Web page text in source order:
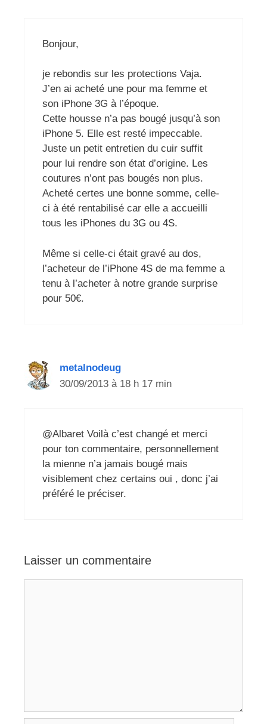
Bonjour,
je rebondis sur les protections Vaja.
J’en ai acheté une pour ma femme et
son iPhone 3G à l’époque.
Cette housse n’a pas bougé jusqu’à son
iPhone 5. Elle est resté impeccable.
Juste un petit entretien du cuir suffit
pour lui rendre son état d’origine. Les
coutures n’ont pas bougés non plus.
Acheté certes une bonne somme, celle-
ci à été rentabilisé car elle a accueilli
tous les iPhones du 3G ou 4S.
Même si celle-ci était gravé au dos,
l’acheteur de l’iPhone 4S de ma femme a
tenu à l’acheter à notre grande surprise
pour 50€.
metalnodeug
30/09/2013 à 18 h 17 min
@Albaret Voilà c’est changé et merci
pour ton commentaire, personnellement
la mienne n’a jamais bougé mais
visiblement chez certains oui , donc j’ai
préféré le préciser.
Laisser un commentaire